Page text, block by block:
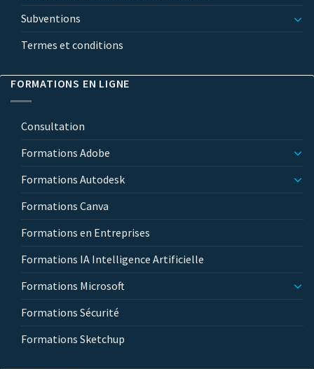
Subventions
Termes et conditions
FORMATIONS EN LIGNE
Consultation
Formations Adobe
Formations Autodesk
Formations Canva
Formations en Entreprises
Formations IA Intelligence Artificielle
Formations Microsoft
Formations Sécurité
Formations Sketchup